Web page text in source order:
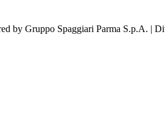
by Gruppo Spaggiari Parma S.p.A. |